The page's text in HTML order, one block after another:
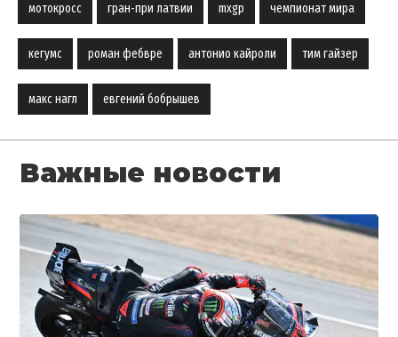
мотокросс гран-при латвии mxgp чемпионат мира
кегумс роман фебвре антонио кайроли тим гайзер
макс нагл евгений бобрышев
Важные новости